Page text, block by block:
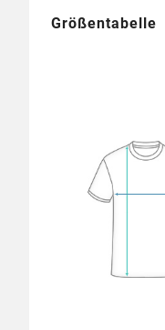
Größentabelle